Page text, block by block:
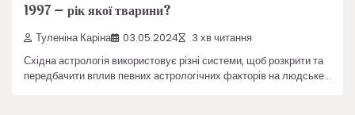
1997 – рік якої тварини?
Туленіна Каріна 03.05.2024 3 хв читання
Східна астрологія використовує різні системи, щоб розкрити та
передбачити вплив певних астрологічних факторів на людське…